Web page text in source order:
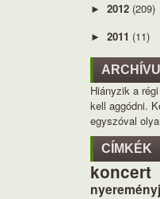
► 2012 (209)
► 2011 (11)
Hiányzik a
kell aggódni.
egyszóval
CÍMKÉK
koncert